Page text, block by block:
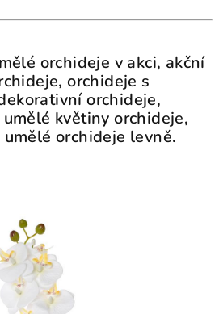
orchideje v akci, akční
orchideje s
orchideje,
květiny orchideje,
orchideje levně.